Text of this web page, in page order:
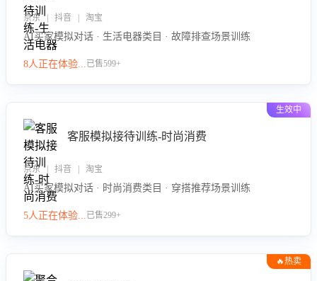
京东 | 抖音 | 淘宝
AI买家模拟对话 · 生活电器类目 · 故障排查场景训练
8人正在体验...已售599+
生效中
客服模拟接待训练-时尚消费
京东 | 抖音 | 淘宝
AI买家模拟对话 · 时尚消费类目 · 穿搭推荐场景训练
5人正在体验...已售299+
🔥热卖